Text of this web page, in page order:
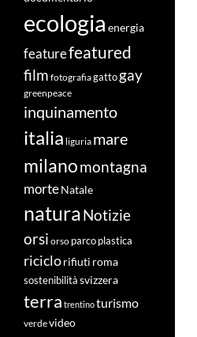
ecologia energia
featurefeatured
film fotografiagatto gay
greenpeace
inquinamento
italia liguria mare
milanomontagna
morteNatale
naturaNotizie
orsi orso parco plastica
riciclorifiuti roma
sostenibilità svizzera
terra trentinoturismo
verdevideo